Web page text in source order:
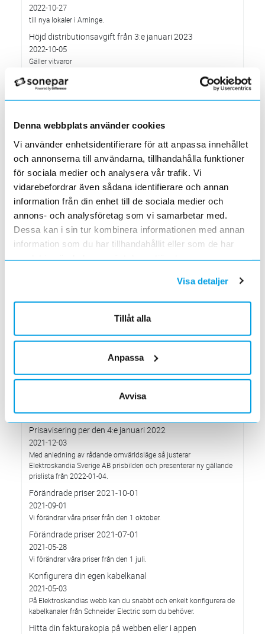
Denna webbplats använder cookies
Vi använder enhetsidentifierare för att anpassa innehållet
och annonserna till användarna, tillhandahålla funktioner
för sociala medier och analysera vår trafik. Vi
vidarebefordrar även sådana identifierare och annan
information från din enhet till de sociala medier och
annons- och analysföretag som vi samarbetar med.
Dessa kan i sin tur kombinera informationen med annan
information som du har tillhandahållit eller som de har
samlat in när du har använt deras tjänster.
Visa detaljer
Tillåt alla
Anpassa
Avvisa
2022-10-27
till nya lokaler i Arninge.
Höjd distributionsavgift från 3:e januari 2023
2022-10-05
Gäller vitvaror
Förändrade priser 2022-10-04
2022-09-04
2022-05-31
Den 1 juni har vi ny adress i Södertälje
Förändrade priser 2022-06-30
2022-05-27
Grundkurs för installatörer av Charge Amps produkter
2022-04-01
En grundläggande certifieringsutbildning för installatörer
Förändrade priser 2022-05-01
2022-03-31
Med anledning av stigande råvarupriser.
Ecovadis ger Elektroskandia högsta betyg inom
Med anledning av Rysslands invasion av Ukraina
har Elektroskandia adresserat och tagit avstånd från alla
pågående affärsrelationer med Ryssland & Belarus.
Med anledning av stigande komponent- och metallpriser.
Prisavisering per den 4:e januari 2022
2021-12-03
Med anledning av rådande omvärldsläge så justerar
Elektroskandia Sverige AB prisbilden och presenterar ny gällande
prislista från 2022-01-04.
Förändrade priser 2021-10-01
2021-09-01
Vi förändrar våra priser från den 1 oktober.
Förändrade priser 2021-07-01
2021-05-28
Vi förändrar våra priser från den 1 juli.
Konfigurera din egen kabelkanal
2021-05-03
På Elektroskandias webb kan du snabbt och enkelt konfigurera de
kabelkanaler från Schneider Electric som du behöver.
Hitta din fakturakopia på webben eller i appen